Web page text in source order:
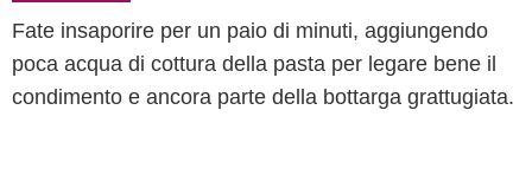
Fate insaporire per un paio di minuti, aggiungendo
poca acqua di cottura della pasta per legare bene il
condimento e ancora parte della bottarga grattugiata.